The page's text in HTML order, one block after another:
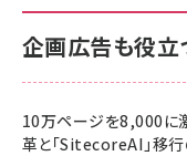
企画広告も役立
10万ページを8,000に
革と「SitecoreAI」移